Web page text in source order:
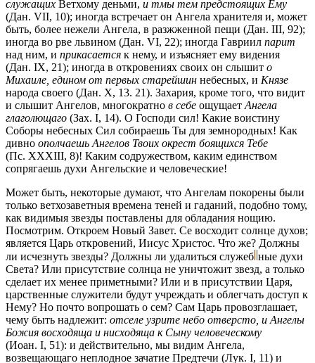
служащих Ветхому деньми, и тмы тем предстоящих Ему
(Дан. VII, 10); иногда встречает он Ангела хранителя и, может
быть, более нежели Ангела, в разжженной пещи (Дан. III, 92);
иногда во рве львином (Дан. VI, 22); иногда Гавриил парит
над ним, и прикасается к нему, и изъясняет ему видения
(Дан. IX, 21); иногда в откровениях своих он слышит о
Михаиле, едином от первых старейшин небесных, и Князе
народа своего (Дан. X, 13. 21). Захария, кроме того, что видит
и слышит Ангелов, многократно в себе ощущает Ангела
глаголющаго (Зах. I, 14). О Господи сил! Какие воистину
Соборы небесных Сил собираешь Ты для земнородных! Как
дивно ополчаешь Ангелов Твоих окрест боящихся Тебе
(Пс. XXXIII, 8)! Каким содружеством, каким единством
сопрягаешь духи Ангельские и человеческие!
Может быть, некоторые думают, что Ангелам покорены были
только ветхозаветныя времена теней и гаданий, подобно тому,
как видимыя звезды поставлены для обладания нощию.
Посмотрим. Откроем Новый Завет. Се восходит солнце духов;
является Царь откровений, Иисус Христос. Что же? Должны
ли исчезнуть звезды? Должны ли удалиться служеб ные духи
Света? Или присутствие солнца не уничтожит звезд, а только
сделает их менее приметными? Или и в присутствии Царя,
царственные служители будут учреждать и облегчать доступ к
Нему? Но почто вопрошать о сем? Сам Царь провозглашает,
чему быть надлежит: отселе узрите небо отверсто, и Ангелы
Божия восходяща и нисходяща к Сыну человеческому
(Иоан. I, 51): и действительно, мы видим Ангела,
возвещающаго неплодное зачатие Предтечи (Лук. I, 11) и